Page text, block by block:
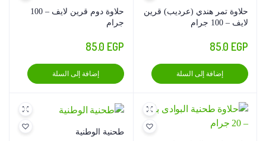
الخيارات
على
المنتج
حلاوة تمر هندي (عرديب) قرين
لايف – 100 جرام
85.0 EGP
إضافة إلى السلة
حلاوة دوم قرين لايف – 100
جرام
85.0 EGP
إضافة إلى السلة
طحنية الوطنية